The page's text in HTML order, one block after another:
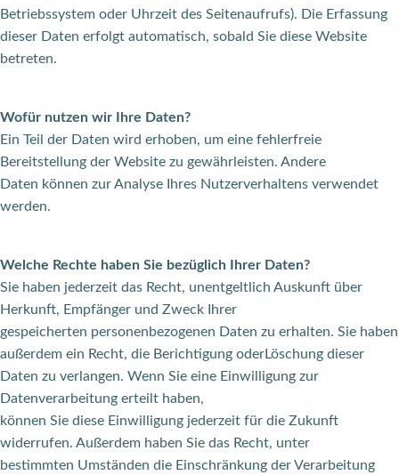
Betriebssystem oder Uhrzeit des Seitenaufrufs). Die Erfassung
dieser Daten erfolgt automatisch, sobald Sie diese Website
betreten.
Wofür nutzen wir Ihre Daten?
Ein Teil der Daten wird erhoben, um eine fehlerfreie
Bereitstellung der Website zu gewährleisten. Andere
Daten können zur Analyse Ihres Nutzerverhaltens verwendet
werden.
Welche Rechte haben Sie bezüglich Ihrer Daten?
Sie haben jederzeit das Recht, unentgeltlich Auskunft über
Herkunft, Empfänger und Zweck Ihrer
gespeicherten personenbezogenen Daten zu erhalten. Sie haben
außerdem ein Recht, die Berichtigung oderLöschung dieser
Daten zu verlangen. Wenn Sie eine Einwilligung zur
Datenverarbeitung erteilt haben,
können Sie diese Einwilligung jederzeit für die Zukunft
widerrufen. Außerdem haben Sie das Recht, unter
bestimmten Umständen die Einschränkung der Verarbeitung